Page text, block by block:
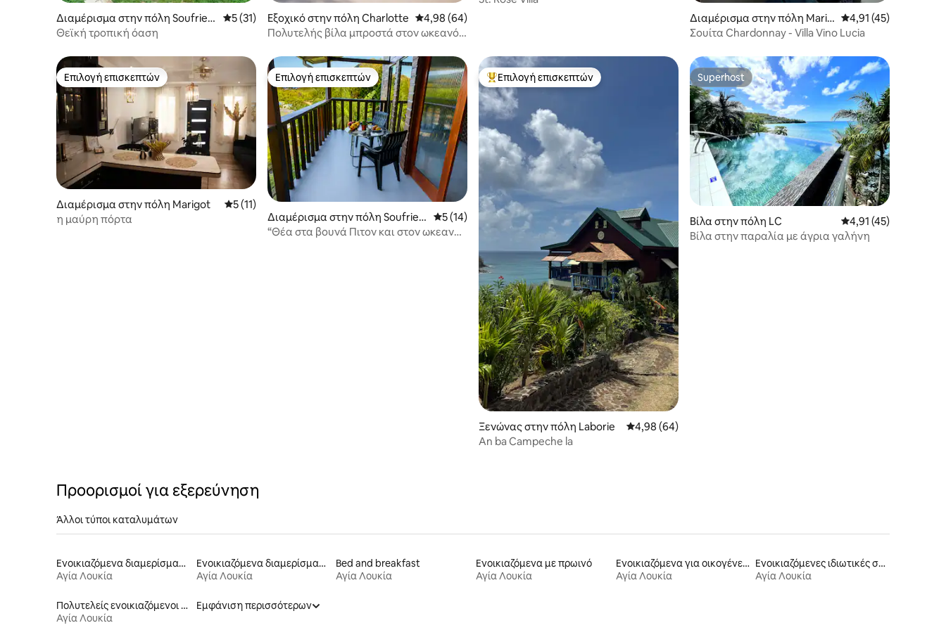
Διαμέρισμα στην πόλη Soufrier
e
Μέση βαθμολογία: 5 στα 5, 31 κριτικές
5 (31)
Θεϊκή τροπική όαση
Εξοχικό στην πόλη Charlotte Μέση βαθμολογία: 4,98 στα 5, 64 κριτικές
4,98 (64)
Πολυτελής βίλα μπροστά στον ωκεανό -
Διαμέρισμα στην πόλη Marig
ot Bay
Μέση βαθμολογία:
4,91 (45)
Σουίτα Chardonnay - Villa Vino Lucia
Επιλογή επισκεπτών
Επιλογή επισκεπτών
Διαμέρισμα στην πόλη Marigot Μέση βαθμολογία: 5 στα 5, 11 κριτικές
5 (11)
η μαύρη πόρτα
Επιλογή επισκεπτών
Επιλογή επισκεπτών
Διαμέρισμα στην πόλη Soufrier
e
Μέση βαθμολογία: 5 στα 5, 14 κριτικές
5 (14)
“Θέα στα βουνά Πιτον και στον ωκεανό |
Κορυφαία επιλογή επισκεπτών
Επιλογή επισκεπτών
Ξενώνας στην πόλη Laborie Μέση βαθμολογία: 4,98 στα 5, 64 κριτικές
4,98 (64)
An ba Campeche la
Superhost
Superhost
Βίλα στην πόλη LC Μέση βαθμολογία:
4,91 (45)
Βίλα στην παραλία με άγρια γαλήνη
Προορισμοί για εξερεύνηση
Άλλοι τύποι καταλυμάτων
Ενοικιαζόμενα διαμερίσματα
Αγία Λουκία
Ενοικιαζόμενα διαμερίσματα
Αγία Λουκία
Bed and breakfast
Αγία Λουκία
Ενοικιαζόμενα με πρωινό
Αγία Λουκία
Ενοικιαζόμενα για οικογένειες
Αγία Λουκία
Ενοικιαζόμενες ιδιωτικές σουίτες
Αγία Λουκία
Πολυτελείς ενοικιαζόμενοι χώροι
Αγία Λουκία
Εμφάνιση περισσότερων